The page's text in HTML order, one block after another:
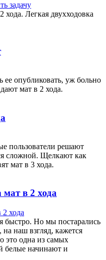
Легкая двухходовка
ее опубликовать, уж больно
мат в 2 хода.
пользователи решают
сложной. Щелкают как
мат в 3 хода.
мат в 2 хода
быстро. Но мы постарались
на наш взгляд, кажется
это одна из самых
белые начинают и